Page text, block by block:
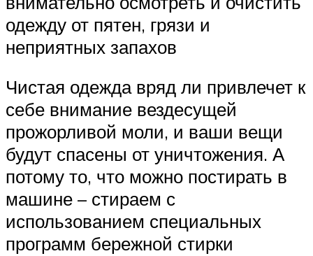
одежду от пятен, грязи и
неприятных запахов
Чистая одежда вряд ли привлечет к
себе внимание вездесущей
прожорливой моли, и ваши вещи
будут спасены от уничтожения. А
потому то, что можно постирать в
машине – стираем с
использованием специальных
программ бережной стирки